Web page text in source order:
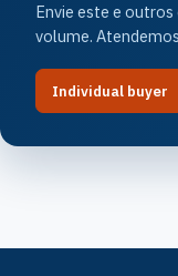
Envie este e
volume.
Individual buyer